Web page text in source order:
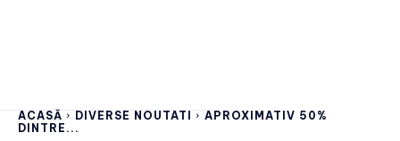
ACASĂ DIVERSE NOUTATI
APROXIMATIV 50%
DINTRE...